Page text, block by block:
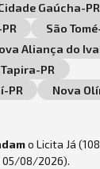
Gaúcha-PR
São
Aliança do
Tapira-PR
PR
Nova
o Licita Já
05/08/2026).